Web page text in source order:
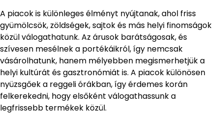
A piacok is különleges élményt nyújtanak, ahol friss
gyümölcsök, zöldségek, sajtok és más helyi finomságok
közül válogathatunk. Az árusok barátságosak, és
szívesen mesélnek a portékáikról, így nemcsak
vásárolhatunk, hanem mélyebben megismerhetjük a
helyi kultúrát és gasztronómiát is. A piacok különösen
nyüzsgőek a reggeli órákban, így érdemes korán
felkerekedni, hogy elsőként válogathassunk a
legfrissebb termékek közül.